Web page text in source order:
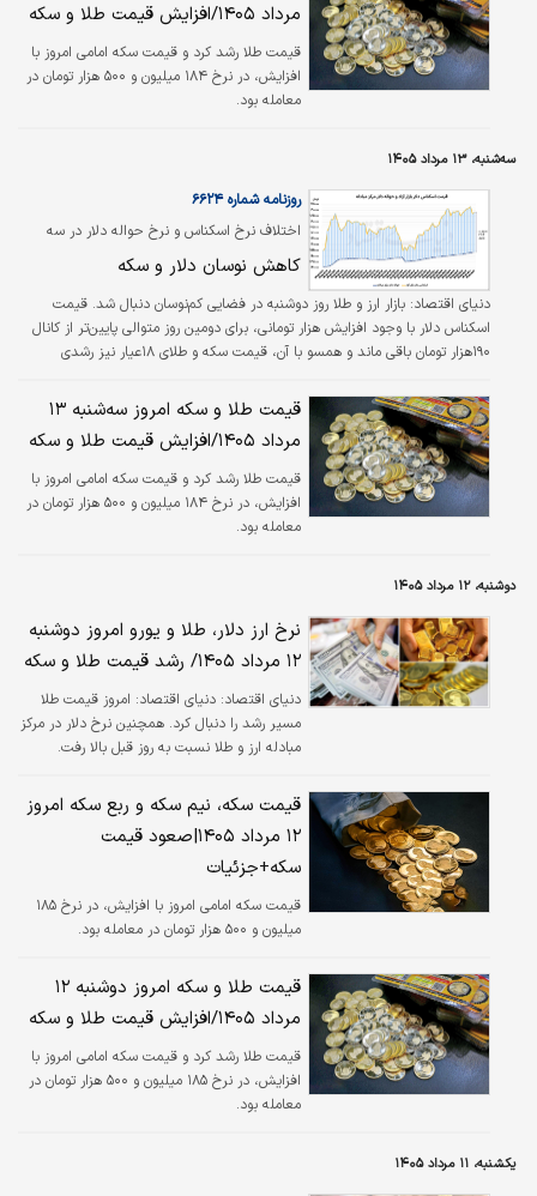
مرداد ۱۴۰۵/افزایش قیمت طلا و سکه
قیمت طلا رشد کرد و‌ قیمت سکه امامی امروز با
افزایش، در نرخ ۱۸۴ میلیون و ۵۰۰ هزار تومان در
معامله بود.
سه‌شنبه، ۱۳ مرداد ۱۴۰۵
اختلاف نرخ اسکناس و نرخ حواله دلار در سه
هفته متوالی بالای ۲۰درصد ثبت شد
روزنامه شماره ۶۶۲۴
کاهش نوسان دلار و سکه
دنیای اقتصاد: بازار ارز و طلا روز دوشنبه در فضایی کم‌نوسان دنبال شد. قیمت
اسکناس دلار با وجود افزایش هزار تومانی، برای دومین روز متوالی پایین‌تر از کانال
۱۹۰هزار تومان باقی ماند و همسو با آن، قیمت سکه و طلای ۱۸عیار نیز رشدی
تصمیم فدرال‌رزرو و تداوم ابهامات مربوط به تنش‌های ژئوپلتیک خاورمیانه، مانع از
شکل‌گیری موج جدیدی از نوسان در بازار طلا شد.
قیمت طلا و سکه امروز سه‌شنبه ۱۳
مرداد ۱۴۰۵/افزایش قیمت طلا و سکه
قیمت طلا رشد کرد و‌ قیمت سکه امامی امروز با
افزایش، در نرخ ۱۸۴ میلیون و ۵۰۰ هزار تومان در
معامله بود.
دوشنبه، ۱۲ مرداد ۱۴۰۵
نرخ ارز دلار، طلا و یورو امروز دوشنبه
۱۲ مرداد ۱۴۰۵/ رشد قیمت طلا و سکه
دنیای اقتصاد: دنیای اقتصاد: امروز قیمت طلا
مسیر رشد را دنبال کرد. همچنین نرخ دلار در مرکز
مبادله ارز و طلا نسبت به روز قبل بالا رفت.
قیمت سکه، نیم سکه و ربع سکه امروز
۱۲ مرداد ۱۴۰۵|صعود قیمت
سکه+جزئیات
قیمت سکه امامی امروز با افزایش، در نرخ ۱۸۵
میلیون و ۵۰۰ هزار تومان در معامله بود.
قیمت طلا و سکه امروز دوشنبه ۱۲
مرداد ۱۴۰۵/افزایش قیمت طلا و سکه
قیمت طلا رشد کرد و‌ قیمت سکه امامی امروز با
افزایش، در نرخ ۱۸۵ میلیون و ۵۰۰ هزار تومان در
معامله بود.
یکشنبه، ۱۱ مرداد ۱۴۰۵